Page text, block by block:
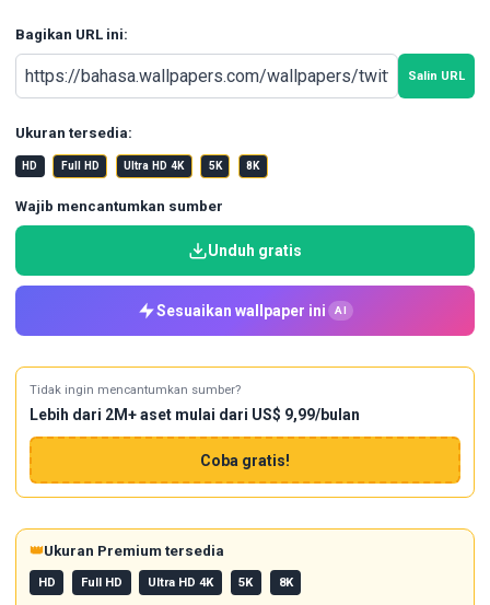
Bagikan URL ini:
Salin URL
Ukuran tersedia:
HD Full HD Ultra HD 4K 5K 8K
Wajib mencantumkan sumber
Unduh gratis
Sesuaikan wallpaper ini AI
Tidak ingin mencantumkan sumber?
Lebih dari 2M+ aset mulai dari US$ 9,99/bulan
Coba gratis!
👑Ukuran Premium tersedia
HD Full HD Ultra HD 4K 5K 8K